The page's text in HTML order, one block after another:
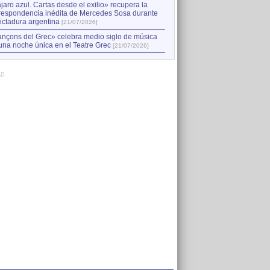
azul. Cartas desde el exilio» recupera la
inédita de Mercedes Sosa durante
argentina [21/07/2026]
del Grec» celebra medio siglo de música
noche única en el Teatre Grec [21/07/2026]